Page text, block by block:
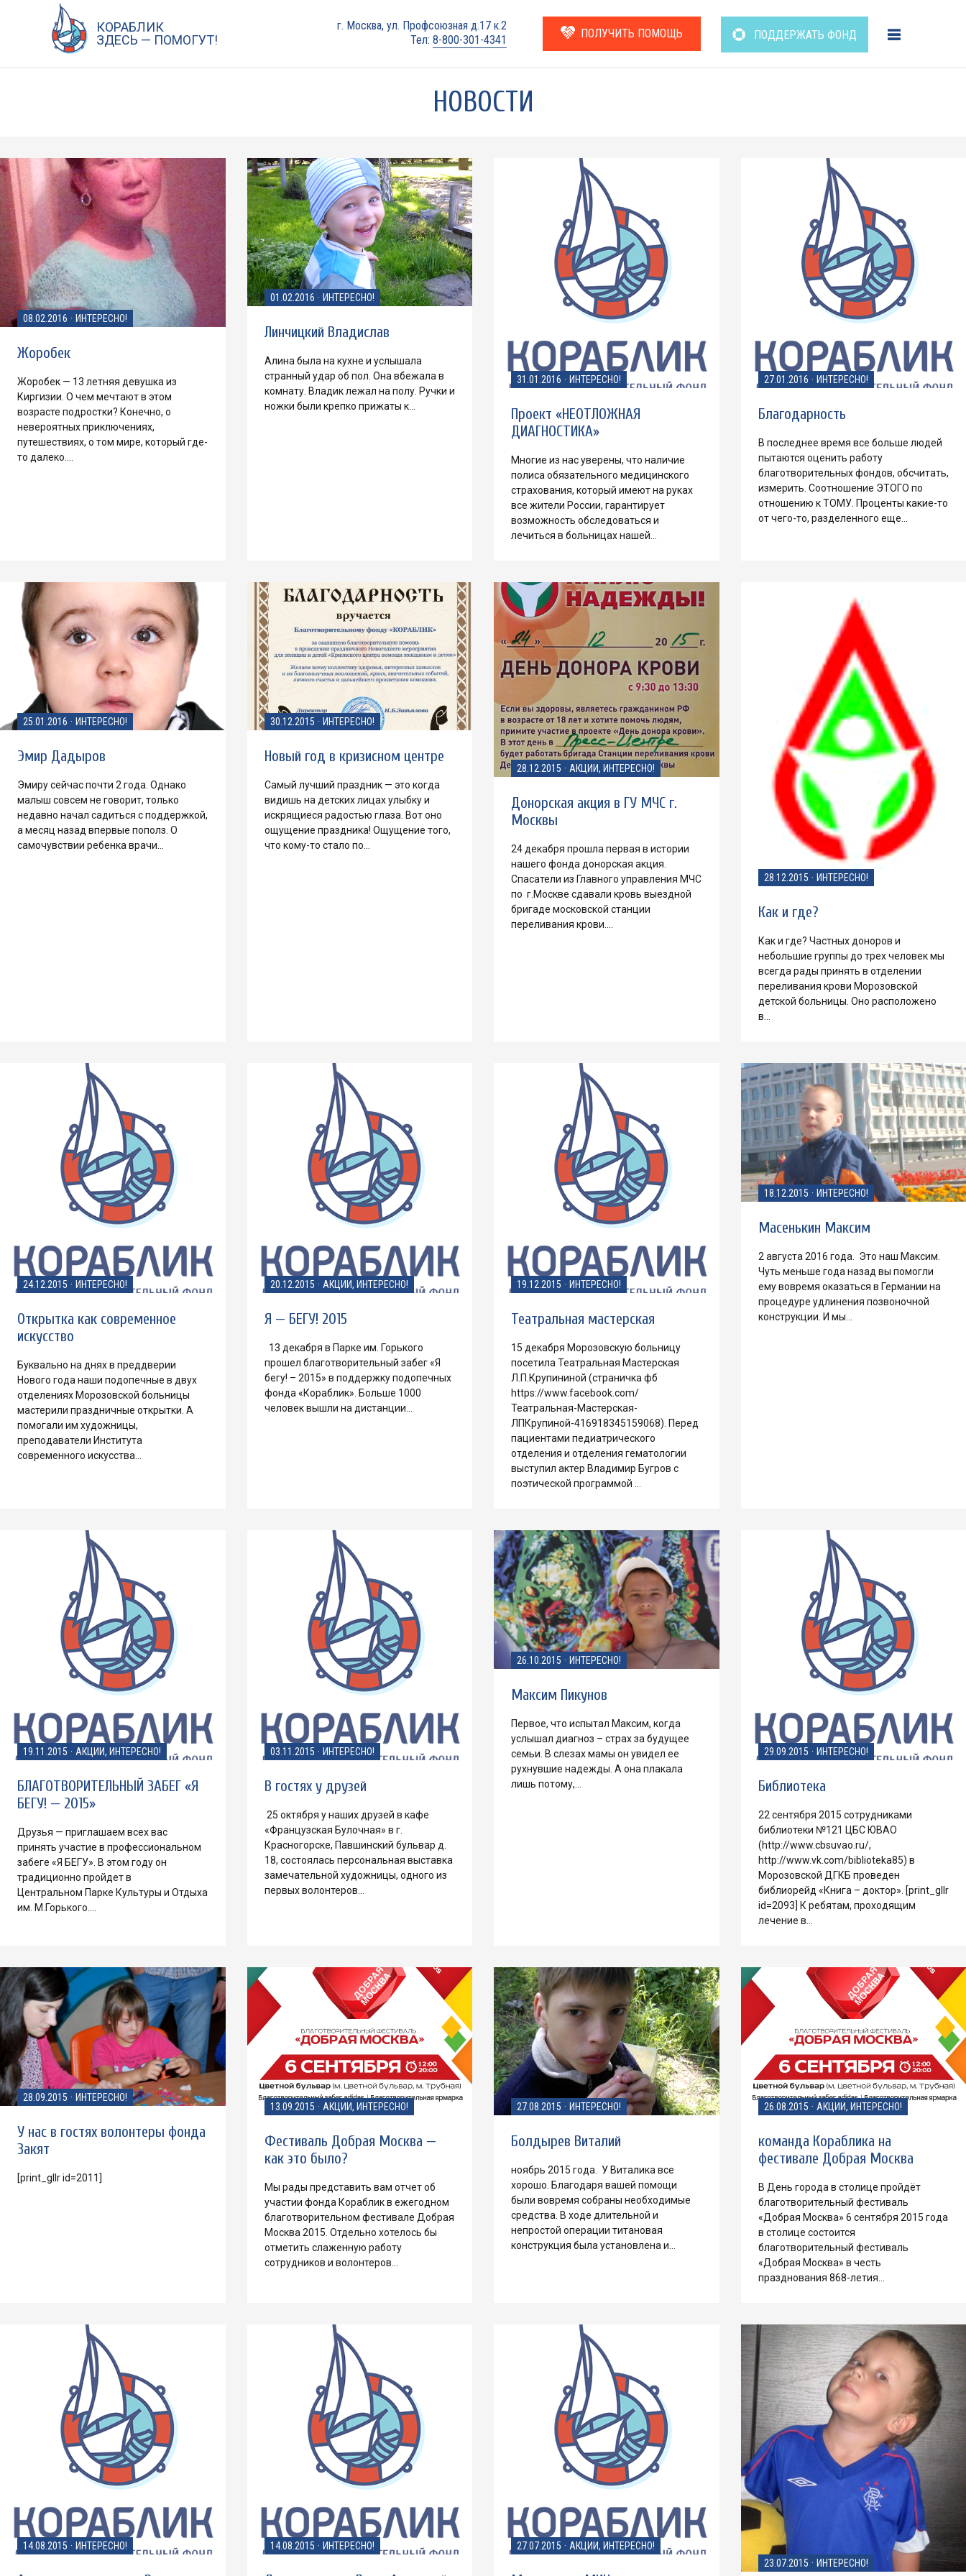
содержанию
КОРАБЛИК
ЗДЕСЬ — ПОМОГУТ!
г. Москва, ул. Профсоюзная д.17 к.2
Тел: 8-800-301-4341 ПОЛУЧИТЬ ПОМОЩЬ ПОДДЕРЖАТЬ ФОНД
НОВОСТИ
08.02.2016 · ИНТЕРЕСНО!
Жоробек
Жоробек — 13 летняя девушка из
Киргизии. О чем мечтают в этом
возрасте подростки? Конечно, о
невероятных приключениях,
путешествиях, о том мире, который где-
то далеко.…
01.02.2016 · ИНТЕРЕСНО!
Линчицкий Владислав
Алина была на кухне и услышала
странный удар об пол. Она вбежала в
комнату. Владик лежал на полу. Ручки и
ножки были крепко прижаты к…
31.01.2016 · ИНТЕРЕСНО!
Проект «НЕОТЛОЖНАЯ
ДИАГНОСТИКА»
Многие из нас уверены, что наличие
полиса обязательного медицинского
страхования, который имеют на руках
все жители России, гарантирует
возможность обследоваться и
лечиться в больницах нашей…
27.01.2016 · ИНТЕРЕСНО!
Благодарность
В последнее время все больше людей
пытаются оценить работу
благотворительных фондов, обсчитать,
измерить. Соотношение ЭТОГО по
отношению к ТОМУ. Проценты какие-то
от чего-то, разделенного еще…
25.01.2016 · ИНТЕРЕСНО!
Эмир Дадыров
Эмиру сейчас почти 2 года. Однако
малыш совсем не говорит, только
недавно начал садиться с поддержкой,
а месяц назад впервые пополз. О
самочувствии ребенка врачи…
30.12.2015 · ИНТЕРЕСНО!
Новый год в кризисном центре
Самый лучший праздник — это когда
видишь на детских лицах улыбку и
искрящиеся радостью глаза. Вот оно
ощущение праздника! Ощущение того,
что кому-то стало по…
28.12.2015 · АКЦИИ, ИНТЕРЕСНО!
Донорская акция в ГУ МЧС г.
Москвы
24 декабря прошла первая в истории
нашего фонда донорская акция.
Спасатели из Главного управления МЧС
по г.Москве сдавали кровь выездной
бригаде московской станции
переливания крови.…
28.12.2015 · ИНТЕРЕСНО!
Как и где?
Как и где? Частных доноров и
небольшие группы до трех человек мы
всегда рады принять в отделении
переливания крови Морозовской
детской больницы. Оно расположено
в…
24.12.2015 · ИНТЕРЕСНО!
Открытка как современное
искусство
Буквально на днях в преддверии
Нового года наши подопечные в двух
отделениях Морозовской больницы
мастерили праздничные открытки. А
помогали им художницы,
преподаватели Института
современного искусства…
20.12.2015 · АКЦИИ, ИНТЕРЕСНО!
Я — БЕГУ! 2015
13 декабря в Парке им. Горького
прошел благотворительный забег «Я
бегу! – 2015» в поддержку подопечных
фонда «Кораблик». Больше 1000
человек вышли на дистанции…
19.12.2015 · ИНТЕРЕСНО!
Театральная мастерская
15 декабря Морозовскую больницу
посетила Театральная Мастерская
Л.П.Крупининой (страничка фб
https://www.facebook.com/
Театральная-Мастерская-
ЛПКрупиной-416918345159068). Перед
пациентами педиатрического
отделения и отделения гематологии
выступил актер Владимир Бугров с
поэтической программой …
18.12.2015 · ИНТЕРЕСНО!
Масенькин Максим
2 августа 2016 года. Это наш Максим.
Чуть меньше года назад вы помогли
ему вовремя оказаться в Германии на
процедуре удлинения позвоночной
конструкции. И мы…
19.11.2015 · АКЦИИ, ИНТЕРЕСНО!
БЛАГОТВОРИТЕЛЬНЫЙ ЗАБЕГ «Я
БЕГУ! — 2015»
Друзья — приглашаем всех вас
принять участие в профессиональном
забеге «Я БЕГУ». В этом году он
традиционно пройдет в
Центральном Парке Культуры и Отдыха
им. М.Горького.…
03.11.2015 · ИНТЕРЕСНО!
В гостях у друзей
25 октября у наших друзей в кафе
«Французская Булочная» в г.
Красногорске, Павшинский бульвар д.
18, состоялась персональная выставка
замечательной художницы, одного из
первых волонтеров…
26.10.2015 · ИНТЕРЕСНО!
Максим Пикунов
Первое, что испытал Максим, когда
услышал диагноз – страх за будущее
семьи. В слезах мамы он увидел ее
рухнувшие надежды. А она плакала
лишь потому,…
29.09.2015 · ИНТЕРЕСНО!
Библиотека
22 сентября 2015 сотрудниками
библиотеки №121 ЦБС ЮВАО
(http://www.cbsuvao.ru/,
http://www.vk.com/biblioteka85) в
Морозовской ДГКБ проведен
библиорейд «Книга – доктор». [print_gllr
id=2093] К ребятам, проходящим
лечение в…
28.09.2015 · ИНТЕРЕСНО!
У нас в гостях волонтеры фонда
Закят
[print_gllr id=2011]
13.09.2015 · АКЦИИ, ИНТЕРЕСНО!
Фестиваль Добрая Москва —
как это было?
Мы рады представить вам отчет об
участии фонда Кораблик в ежегодном
благотворительном фестивале Добрая
Москва 2015. Отдельно хотелось бы
отметить слаженную работу
сотрудников и волонтеров…
27.08.2015 · ИНТЕРЕСНО!
Болдырев Виталий
ноябрь 2015 года. У Виталика все
хорошо. Благодаря вашей помощи
были вовремя собраны необходимые
средства. В ходе длительной и
непростой операции титановая
конструкция была установлена и…
26.08.2015 · АКЦИИ, ИНТЕРЕСНО!
команда Кораблика на
фестивале Добрая Москва
В День города в столице пройдёт
благотворительный фестиваль
«Добрая Москва» 6 сентября 2015 года
в столице состоится
благотворительный фестиваль
«Добрая Москва» в честь
празднования 868-летия…
14.08.2015 · ИНТЕРЕСНО! 14.08.2015 · ИНТЕРЕСНО! 27.07.2015 · АКЦИИ, ИНТЕРЕСНО!
23.07.2015 · ИНТЕРЕСНО!